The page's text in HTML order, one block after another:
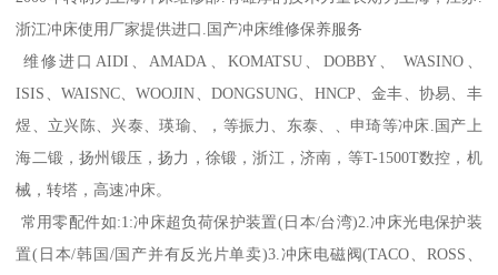
浙江冲床使用厂家提供进口.国产冲床维修保养服务
维修进口AIDI、AMADA、KOMATSU、DOBBY、 WASINO、
ISIS、WAISNC、WOOJIN、DONGSUNG、HNCP、金丰、协易、丰
煜、立兴陈、兴泰、瑛瑜、，等振力、东泰、、申琦等冲床.国产上
海二锻，扬州锻压，扬力，徐锻，浙江，济南，等T-1500T数控，机
械，转塔，高速冲床。
常用零配件如:1:冲床超负荷保护装置(日本/台湾)2.冲床光电保护装
置(日本/韩国/国产并有反光片单卖)3.冲床电磁阀(TACO、ROSS、